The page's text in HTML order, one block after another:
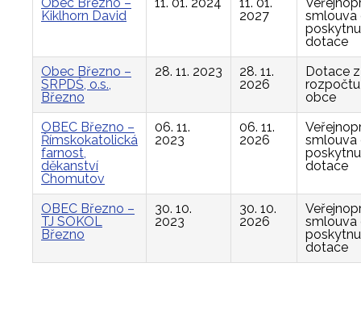
Kiklhorn David
2027
smlouva
dotace
Obec Březno –
SRPDŠ, o.s.,
Březno
28. 11. 2023
28. 11.
2026
Dotace z
rozpočtu
obce
OBEC Březno –
Římskokatolická
farnost,
děkanství
Chomutov
06. 11.
2023
06. 11.
2026
smlouva
dotace
OBEC Březno –
TJ SOKOL
Březno
30. 10.
2023
30. 10.
2026
smlouva
dotace